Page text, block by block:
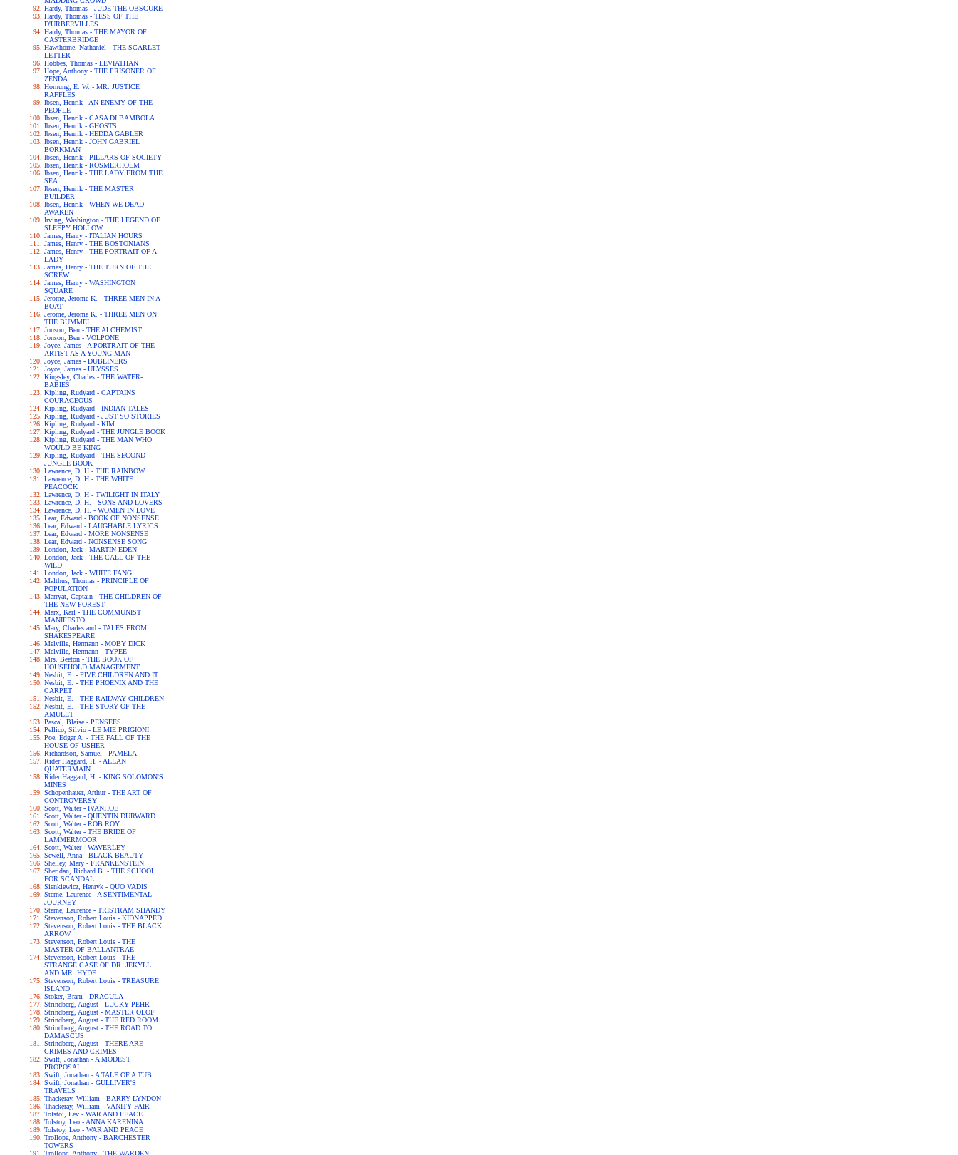
Hardy, Thomas - JUDE THE OBSCURE
Hardy, Thomas - TESS OF THE
D'URBERVILLES
Hardy, Thomas - THE MAYOR OF
CASTERBRIDGE
Hawthorne, Nathaniel - THE SCARLET
LETTER
Hobbes, Thomas - LEVIATHAN
Hope, Anthony - THE PRISONER OF
ZENDA
Hornung, E. W. - MR. JUSTICE
RAFFLES
Ibsen, Henrik - AN ENEMY OF THE
PEOPLE
Ibsen, Henrik - CASA DI BAMBOLA
Ibsen, Henrik - GHOSTS
Ibsen, Henrik - HEDDA GABLER
Ibsen, Henrik - JOHN GABRIEL
BORKMAN
Ibsen, Henrik - PILLARS OF SOCIETY
Ibsen, Henrik - ROSMERHOLM
Ibsen, Henrik - THE LADY FROM THE
SEA
Ibsen, Henrik - THE MASTER
BUILDER
Ibsen, Henrik - WHEN WE DEAD
AWAKEN
Irving, Washington - THE LEGEND OF
SLEEPY HOLLOW
James, Henry - ITALIAN HOURS
James, Henry - THE BOSTONIANS
James, Henry - THE PORTRAIT OF A
LADY
James, Henry - THE TURN OF THE
SCREW
James, Henry - WASHINGTON
SQUARE
Jerome, Jerome K. - THREE MEN IN A
BOAT
Jerome, Jerome K. - THREE MEN ON
THE BUMMEL
Jonson, Ben - THE ALCHEMIST
Jonson, Ben - VOLPONE
Joyce, James - A PORTRAIT OF THE
ARTIST AS A YOUNG MAN
Joyce, James - DUBLINERS
Joyce, James - ULYSSES
Kingsley, Charles - THE WATER-
BABIES
Kipling, Rudyard - CAPTAINS
COURAGEOUS
Kipling, Rudyard - INDIAN TALES
Kipling, Rudyard - JUST SO STORIES
Kipling, Rudyard - KIM
Kipling, Rudyard - THE JUNGLE BOOK
Kipling, Rudyard - THE MAN WHO
WOULD BE KING
Kipling, Rudyard - THE SECOND
JUNGLE BOOK
Lawrence, D. H - THE RAINBOW
Lawrence, D. H - THE WHITE
PEACOCK
Lawrence, D. H - TWILIGHT IN ITALY
Lawrence, D. H. - SONS AND LOVERS
Lawrence, D. H. - WOMEN IN LOVE
Lear, Edward - BOOK OF NONSENSE
Lear, Edward - LAUGHABLE LYRICS
Lear, Edward - MORE NONSENSE
Lear, Edward - NONSENSE SONG
London, Jack - MARTIN EDEN
London, Jack - THE CALL OF THE
WILD
London, Jack - WHITE FANG
Malthus, Thomas - PRINCIPLE OF
POPULATION
Marryat, Captain - THE CHILDREN OF
THE NEW FOREST
Marx, Karl - THE COMMUNIST
MANIFESTO
Mary, Charles and - TALES FROM
SHAKESPEARE
Melville, Hermann - MOBY DICK
Melville, Hermann - TYPEE
Mrs. Beeton - THE BOOK OF
HOUSEHOLD MANAGEMENT
Nesbit, E. - FIVE CHILDREN AND IT
Nesbit, E. - THE PHOENIX AND THE
CARPET
Nesbit, E. - THE RAILWAY CHILDREN
Nesbit, E. - THE STORY OF THE
AMULET
Pascal, Blaise - PENSEES
Pellico, Silvio - LE MIE PRIGIONI
Poe, Edgar A. - THE FALL OF THE
HOUSE OF USHER
Richardson, Samuel - PAMELA
Rider Haggard, H. - ALLAN
QUATERMAIN
Rider Haggard, H. - KING SOLOMON'S
MINES
Schopenhauer, Arthur - THE ART OF
CONTROVERSY
Scott, Walter - IVANHOE
Scott, Walter - QUENTIN DURWARD
Scott, Walter - ROB ROY
Scott, Walter - THE BRIDE OF
LAMMERMOOR
Scott, Walter - WAVERLEY
Sewell, Anna - BLACK BEAUTY
Shelley, Mary - FRANKENSTEIN
Sheridan, Richard B. - THE SCHOOL
FOR SCANDAL
Sienkiewicz, Henryk - QUO VADIS
Sterne, Laurence - A SENTIMENTAL
JOURNEY
Sterne, Laurence - TRISTRAM SHANDY
Stevenson, Robert Louis - KIDNAPPED
Stevenson, Robert Louis - THE BLACK
ARROW
Stevenson, Robert Louis - THE
MASTER OF BALLANTRAE
Stevenson, Robert Louis - THE
STRANGE CASE OF DR. JEKYLL
AND MR. HYDE
Stevenson, Robert Louis - TREASURE
ISLAND
Stoker, Bram - DRACULA
Strindberg, August - LUCKY PEHR
Strindberg, August - MASTER OLOF
Strindberg, August - THE RED ROOM
Strindberg, August - THE ROAD TO
DAMASCUS
Strindberg, August - THERE ARE
CRIMES AND CRIMES
Swift, Jonathan - A MODEST
PROPOSAL
Swift, Jonathan - A TALE OF A TUB
Swift, Jonathan - GULLIVER'S
TRAVELS
Thackeray, William - BARRY LYNDON
Thackeray, William - VANITY FAIR
Tolstoi, Lev - WAR AND PEACE
Tolstoy, Leo - ANNA KARENINA
Tolstoy, Leo - WAR AND PEACE
Trollope, Anthony - BARCHESTER
TOWERS
Trollope, Anthony - THE WARDEN